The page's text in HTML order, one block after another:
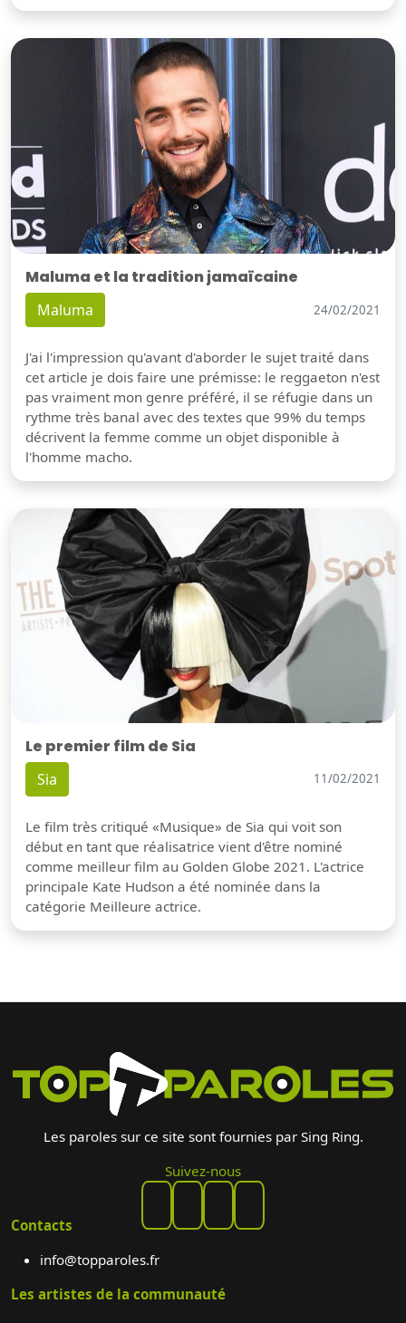
Maluma et la tradition jamaïcaine
Maluma 24/02/2021
J'ai l'impression qu'avant d'aborder le sujet traité dans
cet article je dois faire une prémisse: le reggaeton n'est
pas vraiment mon genre préféré, il se réfugie dans un
rythme très banal avec des textes que 99% du temps
décrivent la femme comme un objet disponible à
l'homme macho.
Le premier film de Sia
Sia 11/02/2021
Le film très critiqué «Musique» de Sia qui voit son
début en tant que réalisatrice vient d'être nominé
comme meilleur film au Golden Globe 2021. L'actrice
principale Kate Hudson a été nominée dans la
catégorie Meilleure actrice.
Les paroles sur ce site sont fournies par Sing Ring.
Suivez-nous
Contacts
info@topparoles.fr
Les artistes de la communauté